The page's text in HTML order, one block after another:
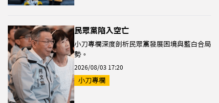
民眾黨陷入空亡
小刀專欄深度剖析民眾黨發展困境與藍白合局
勢。
2026/08/03 17:20
小刀專欄